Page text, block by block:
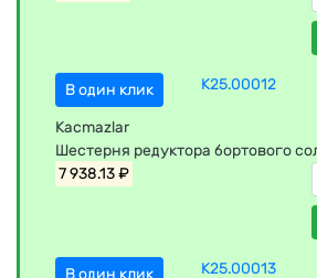
В один клик K25.00012
Kacmazlar
Шестерня редуктора бортового
7 938.13 ₽
В один клик K25.00013